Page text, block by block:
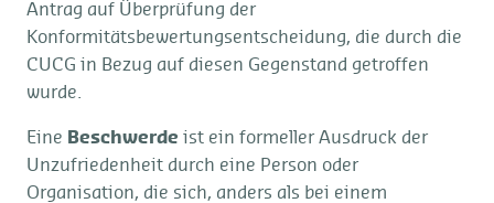
Antrag auf Überprüfung der
Konformitätsbewertungsentscheidung, die durch die
CUCG in Bezug auf diesen Gegenstand getroffen
wurde.
Eine Beschwerde ist ein formeller Ausdruck der
Unzufriedenheit durch eine Person oder
Organisation, die sich, anders als bei einem